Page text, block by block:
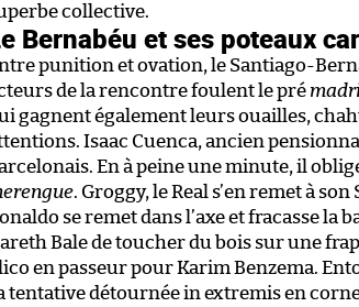
collective.
Bernabéu et ses poteaux
punition et ovation, le Santiago-
de la rencontre foulent le pré
gagnent également leurs ouailles,
Isaac Cuenca, ancien
En à peine une minute, il
. Groggy, le Real s’en remet à
se remet dans l’axe et fracasse la
Bale de toucher du bois sur une
en passeur pour Karim Benzema.
tentative détournée in extremis en